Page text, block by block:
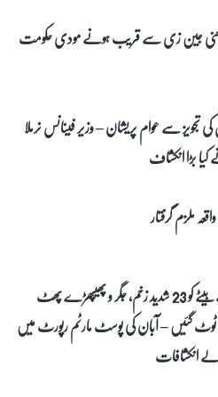
جین زی سے قریب ہونے مودی حکومت
تجویز سے عوام پریشان – وزیر فینانس نرملا
بڑا انکشاف
ملزم گرفتار
عتیق احمد کے بیٹے کو 23 شدید زخم، جگر و پھیپھڑے پھٹ
گئیں – آبان کی پوسٹ مارٹم رپورٹ میں
انکشافات